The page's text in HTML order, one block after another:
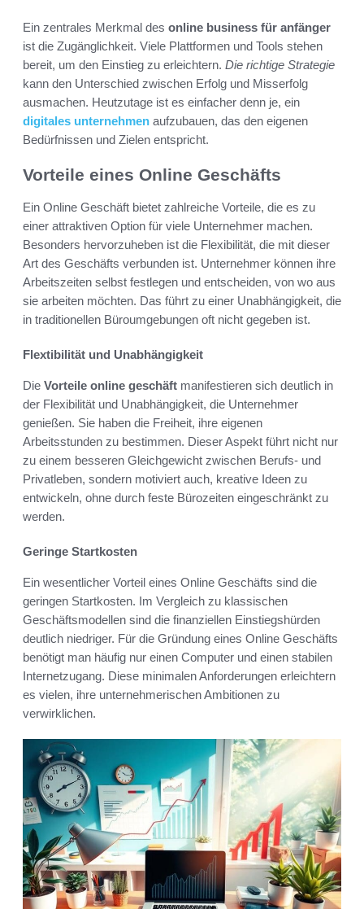
Ein zentrales Merkmal des online business für anfänger
ist die Zugänglichkeit. Viele Plattformen und Tools stehen
bereit, um den Einstieg zu erleichtern. Die richtige Strategie
kann den Unterschied zwischen Erfolg und Misserfolg
ausmachen. Heutzutage ist es einfacher denn je, ein
digitales unternehmen aufzubauen, das den eigenen
Bedürfnissen und Zielen entspricht.
Vorteile eines Online Geschäfts
Ein Online Geschäft bietet zahlreiche Vorteile, die es zu
einer attraktiven Option für viele Unternehmer machen.
Besonders hervorzuheben ist die Flexibilität, die mit dieser
Art des Geschäfts verbunden ist. Unternehmer können ihre
Arbeitszeiten selbst festlegen und entscheiden, von wo aus
sie arbeiten möchten. Das führt zu einer Unabhängigkeit, die
in traditionellen Büroumgebungen oft nicht gegeben ist.
Flextibilität und Unabhängigkeit
Die Vorteile online geschäft manifestieren sich deutlich in
der Flexibilität und Unabhängigkeit, die Unternehmer
genießen. Sie haben die Freiheit, ihre eigenen
Arbeitsstunden zu bestimmen. Dieser Aspekt führt nicht nur
zu einem besseren Gleichgewicht zwischen Berufs- und
Privatleben, sondern motiviert auch, kreative Ideen zu
entwickeln, ohne durch feste Bürozeiten eingeschränkt zu
werden.
Geringe Startkosten
Ein wesentlicher Vorteil eines Online Geschäfts sind die
geringen Startkosten. Im Vergleich zu klassischen
Geschäftsmodellen sind die finanziellen Einstiegshürden
deutlich niedriger. Für die Gründung eines Online Geschäfts
benötigt man häufig nur einen Computer und einen stabilen
Internetzugang. Diese minimalen Anforderungen erleichtern
es vielen, ihre unternehmerischen Ambitionen zu
verwirklichen.